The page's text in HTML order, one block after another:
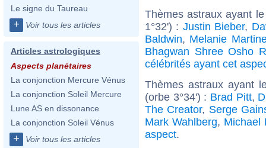
Le signe du Taureau
+ Voir tous les articles
Articles astrologiques
Aspects planétaires
La conjonction Mercure Vénus
La conjonction Soleil Mercure
Lune AS en dissonance
La conjonction Soleil Vénus
+ Voir tous les articles
Thèmes astraux ayant
1°32') : Justin Bieber,
Baldwin, Melanie
Bhagwan Shree Osho
célébrités ayant cet
Thèmes astraux ayant
(orbe 3°34') : Brad Pitt,
The Creator, Serge
Mark Wahlberg, Michael
aspect.